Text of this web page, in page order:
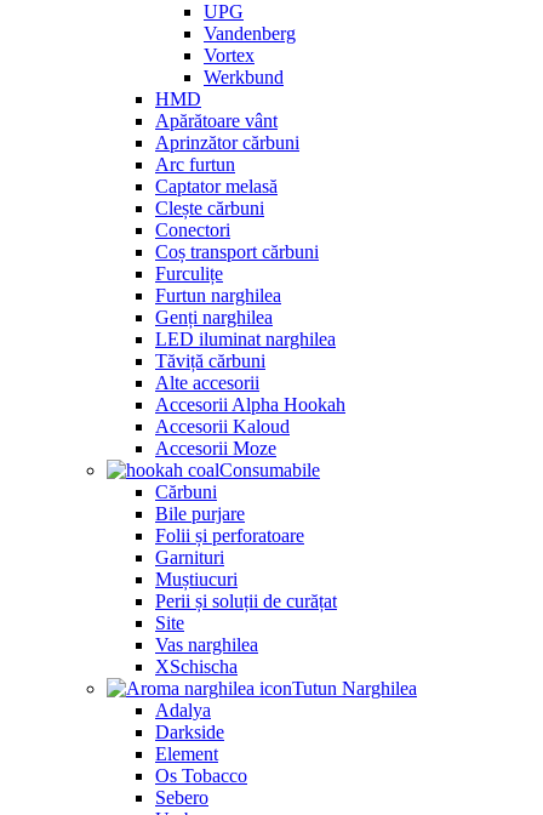
UPG
Vandenberg
Vortex
Werkbund
HMD
Apărătoare vânt
Aprinzător cărbuni
Arc furtun
Captator melasă
Clește cărbuni
Conectori
Coș transport cărbuni
Furculițe
Furtun narghilea
Genți narghilea
LED iluminat narghilea
Tăviță cărbuni
Alte accesorii
Accesorii Alpha Hookah
Accesorii Kaloud
Accesorii Moze
Consumabile
Cărbuni
Bile purjare
Folii și perforatoare
Garnituri
Muștiucuri
Perii și soluții de curățat
Site
Vas narghilea
XSchischa
Tutun Narghilea
Adalya
Darkside
Element
Os Tobacco
Sebero